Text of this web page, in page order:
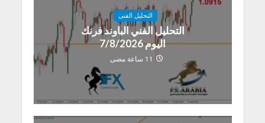
التحليل الفنى
التحليل الفني الباوند فرنك
اليوم 7/8/2026
11 ساعة مضى